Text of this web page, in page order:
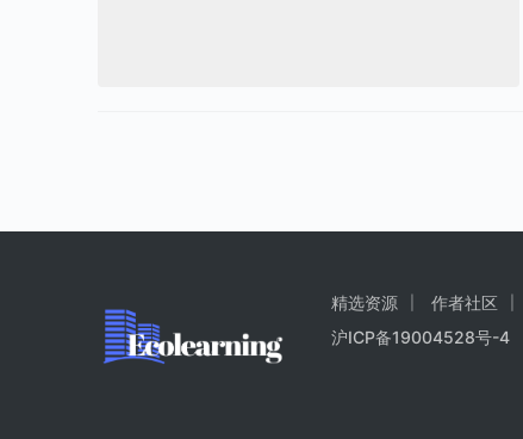
精选资源 作者社区
沪ICP备19004528号-4